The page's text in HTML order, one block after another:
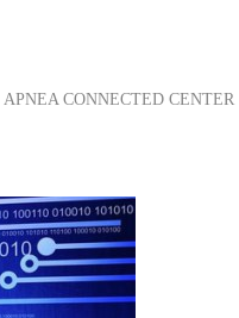
APNEA CONNECTED CENTER